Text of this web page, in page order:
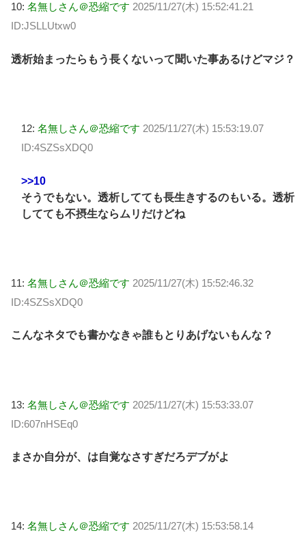
10: 名無しさん＠恐縮です 2025/11/27(木) 15:52:41.21
ID:JSLLUtxw0
透析始まったらもう長くないって聞いた事あるけどマジ？
12: 名無しさん＠恐縮です 2025/11/27(木) 15:53:19.07
ID:4SZSsXDQ0
>>10
そうでもない。透析してても長生きするのもいる。透析
してても不摂生ならムリだけどね
11: 名無しさん＠恐縮です 2025/11/27(木) 15:52:46.32
ID:4SZSsXDQ0
こんなネタでも書かなきゃ誰もとりあげないもんな？
13: 名無しさん＠恐縮です 2025/11/27(木) 15:53:33.07
ID:607nHSEq0
まさか自分が、は自覚なさすぎだろデブがよ
14: 名無しさん＠恐縮です 2025/11/27(木) 15:53:58.14